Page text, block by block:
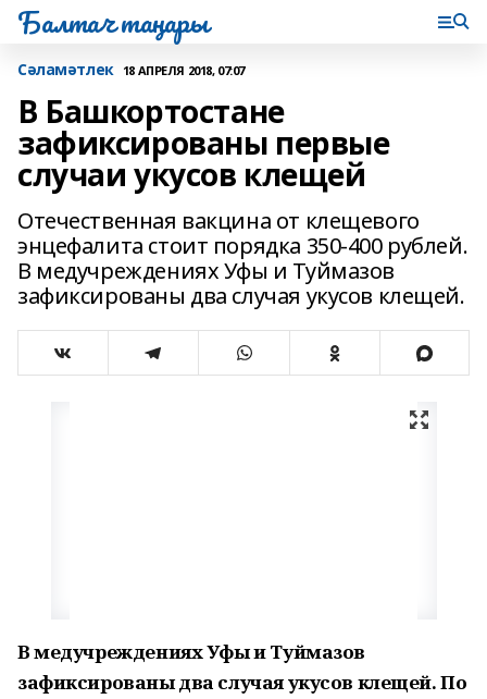
Балтач таңнары
Сәламәтлек 18 АПРЕЛЯ 2018, 07:07
В Башкортостане
зафиксированы первые
случаи укусов клещей
Отечественная вакцина от клещевого
энцефалита стоит порядка 350-400 рублей.
В медучреждениях Уфы и Туймазов
зафиксированы два случая укусов клещей.
В медучреждениях Уфы и Туймазов
зафиксированы два случая укусов клещей. По